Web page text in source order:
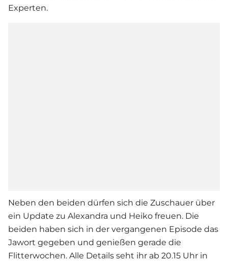
Experten.
Neben den beiden dürfen sich die Zuschauer über
ein Update zu Alexandra und Heiko freuen. Die
beiden haben sich in der vergangenen Episode das
Jawort gegeben und genießen gerade die
Flitterwochen. Alle Details seht ihr ab 20.15 Uhr in